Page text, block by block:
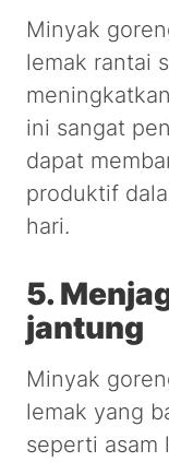
Minyak
lemak rantai
ini sangat
dapat
produktif
hari.
5.
jantung
Minyak
lemak yang
seperti asam